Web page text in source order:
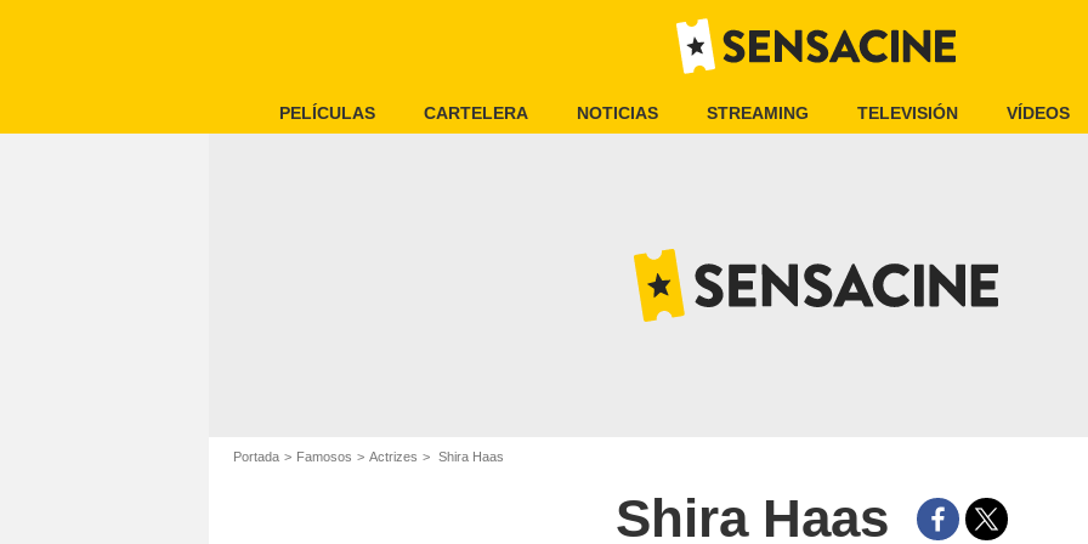
PELÍCULAS CARTELERA NOTICIAS STREAMING TELEVISIÓN VÍDEOS
Portada Famosos Actrizes Shira Haas
Shira Haas